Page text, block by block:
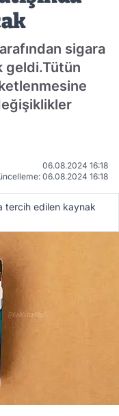
sigara
geldi.Tütün
06.08.2024 16:18
06.08.2024 16:18
tercih edilen kaynak